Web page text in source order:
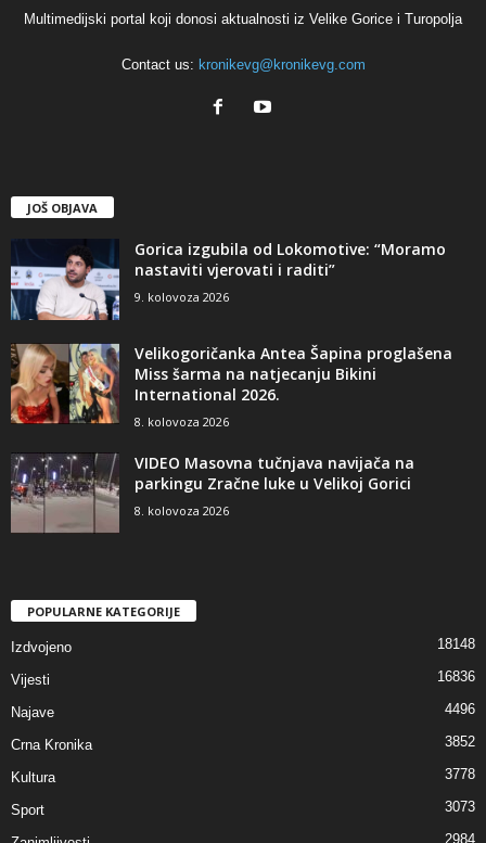
Multimedijski portal koji donosi aktualnosti iz Velike Gorice i Turopolja
Contact us: kronikevg@kronikevg.com
JOŠ OBJAVA
Gorica izgubila od Lokomotive: “Moramo
nastaviti vjerovati i raditi”
9. kolovoza 2026
Velikogoričanka Antea Šapina proglašena
Miss šarma na natjecanju Bikini
International 2026.
8. kolovoza 2026
VIDEO Masovna tučnjava navijača na
parkingu Zračne luke u Velikoj Gorici
8. kolovoza 2026
POPULARNE KATEGORIJE
Izdvojeno 18148
Vijesti 16836
Najave 4496
Crna Kronika 3852
Kultura 3778
Sport 3073
2984